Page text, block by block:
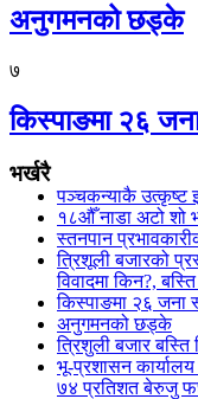
अनुगमनको छड्के
७
किस्पाङमा २६
भर्खरै
पञ्चकन्याकै उत्कृष्ट
१८औँ नाडा अटो शो
स्तनपान
त्रिशूली बजारको
विवादमा किन?,
किस्पाङमा २६ जना
अनुगमनको छड्के
त्रिशुली बजार
भू-प्रशासन
७४ प्रतिशत बेरुजु